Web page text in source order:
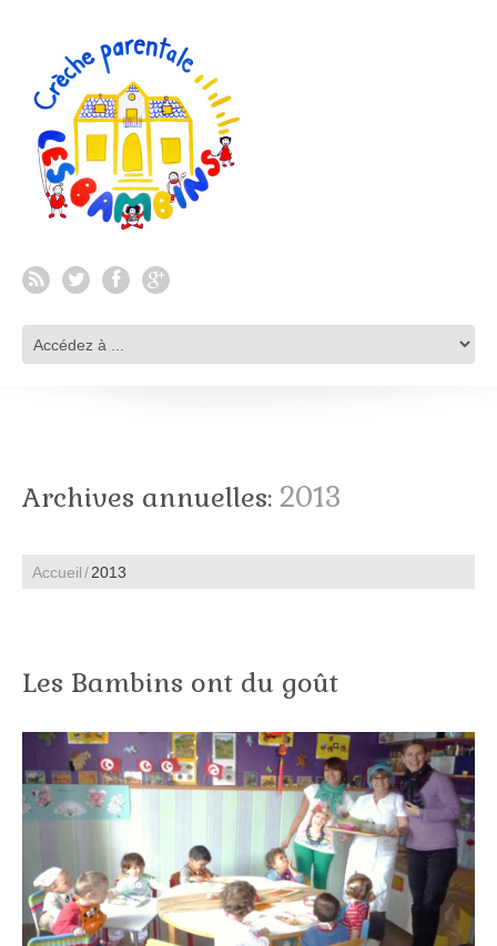
Archives annuelles: 2013
Accueil 2013
Les Bambins ont du goût